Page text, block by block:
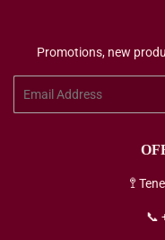
Promotions, new
🚏
📞